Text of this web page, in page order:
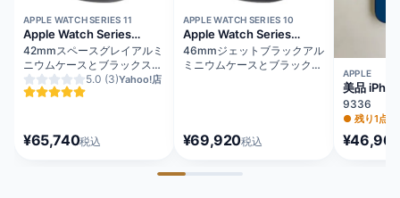
在庫切れ
APPLE WATCH SERIES 11
Apple Watch Series
11（GPSモデル）
42mmスペースグレイアルミ
ニウムケースとブラックスポ
ーツバンド - S/M
MEQW4J/A
5.0 (3)Yahoo!店
¥65,740税込
在庫切れ
APPLE WATCH SERIES 10
Apple Watch Series
10（GPS + Cellularモデ
ル）
46mmジェットブラックアル
ミニウムケースとブラックス
¥69,920税込
APPLE
美品
ルー バッ
MLNG3J/
9336
● 残り1点